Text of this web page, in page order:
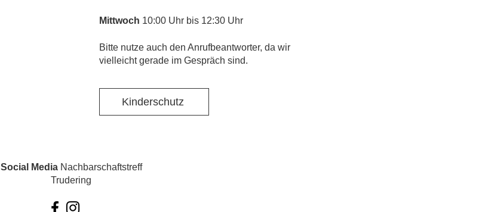
Mittwoch 10:00 Uhr bis 12:30 Uhr
​Bitte nutze auch den Anrufbeantworter, da wir
vielleicht gerade im Gespräch sind.
Kinderschutz
Social MediaNachbarschaftstreff
Trudering